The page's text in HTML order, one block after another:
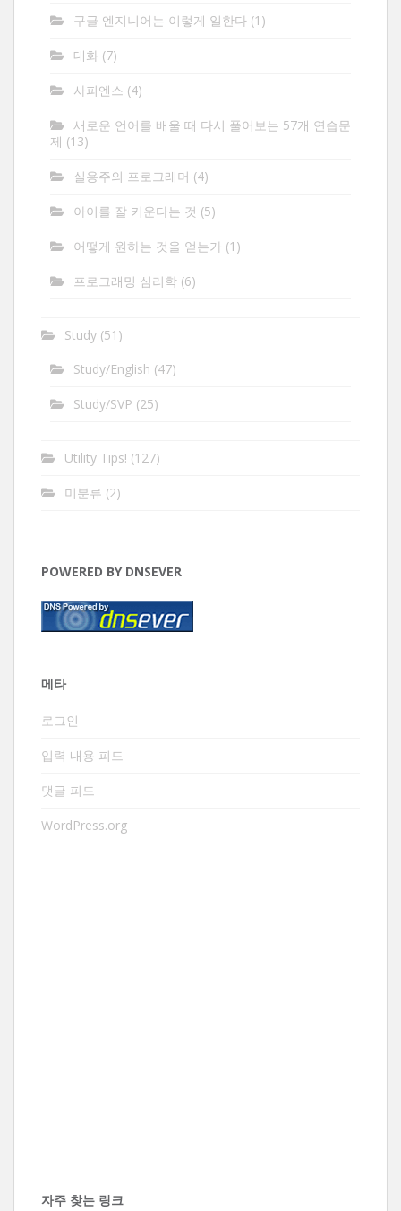
구글 엔지니어는 이렇게 일한다 (1)
대화 (7)
사피엔스 (4)
새로운 언어를 배울 때 다시 풀어보는 57개 연습문
제 (13)
실용주의 프로그래머 (4)
아이를 잘 키운다는 것 (5)
어떻게 원하는 것을 얻는가 (1)
프로그래밍 심리학 (6)
Study (51)
Study/English (47)
Study/SVP (25)
Utility Tips! (127)
미분류 (2)
POWERED BY DNSEVER
메타
로그인
입력 내용 피드
댓글 피드
WordPress.org
자주 찾는 링크